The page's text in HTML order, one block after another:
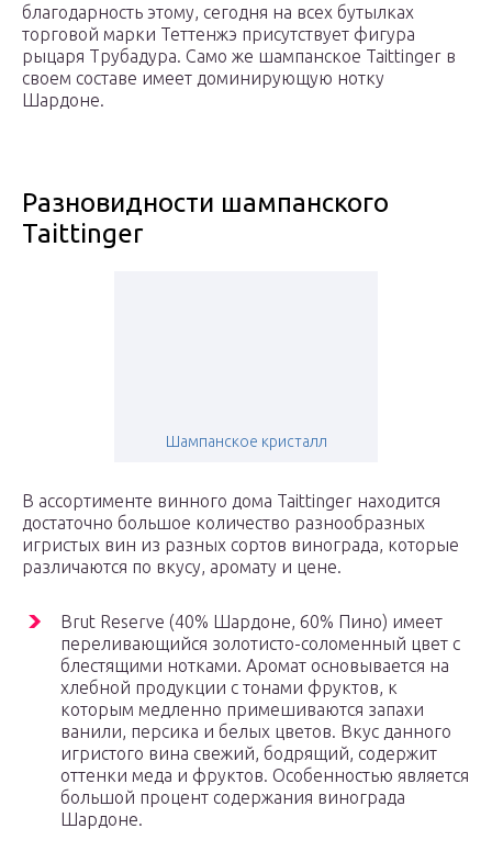
благодарность этому, сегодня на всех бутылках
торговой марки Теттенжэ присутствует фигура
рыцаря Трубадура. Само же шампанское Taittinger в
своем составе имеет доминирующую нотку
Шардоне.
Разновидности шампанского
Taittinger
Шампанское кристалл
В ассортименте винного дома Taittinger находится
достаточно большое количество разнообразных
игристых вин из разных сортов винограда, которые
различаются по вкусу, аромату и цене.
Brut Reserve (40% Шардоне, 60% Пино) имеет
переливающийся золотисто-соломенный цвет с
блестящими нотками. Аромат основывается на
хлебной продукции с тонами фруктов, к
которым медленно примешиваются запахи
ванили, персика и белых цветов. Вкус данного
игристого вина свежий, бодрящий, содержит
оттенки меда и фруктов. Особенностью является
большой процент содержания винограда
Шардоне.